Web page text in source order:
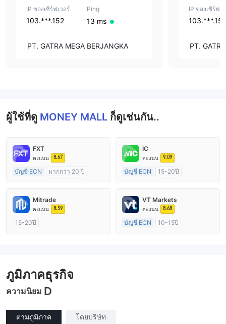
IP ของเซิร์ฟเวอร์
103.***.152
Ping
13 ms
PT. GATRA MEGA BERJANGKA
IP ของเซิร์ฟเ
103.***.151
PT.
ผู้ใช้ที่ดู MONEY MALL ก็ดูเช่นกัน..
FXT
คะแนน 8.67
บัญชี ECN
มากกว่า 20 ปี
ใบอนุญาต MT4 แบบเต็ม
IC
คะแนน 9.09
บัญชี ECN
15-20ปี
ใบอนุญาต MT4 แบบเต็ม
Mitrade
คะแนน 8.59
15-20ปี
VT Markets
คะแนน 8.68
บัญชี ECN
10-15ปี
ภูมิภาคธุรกิจ
ความนิยม D
ตามภูมิภาค โดยบริษัท